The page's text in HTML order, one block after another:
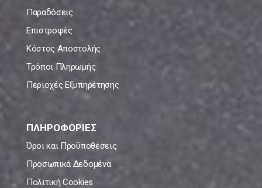
Παραδόσεις
Επιστροφές
Κόστος Αποστολής
Τρόποι Πληρωμής
Περιοχές Εξυπηρέτησης
ΠΛΗΡΟΦΟΡΙΕΣ
Όροι και Προϋποθέσεις
Προσωπικά Δεδομένα
Πολιτική Cookies